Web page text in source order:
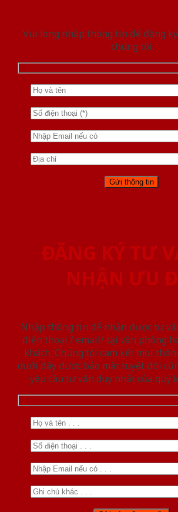
Vui lòng nhập thông tin để đăng
chúng tôi
ĐĂNG KÝ TƯ
NHẬN ƯU
Nhập thông tin để nhận được tư
điện thoại / email/ tại văn phòng
khách. Chúng tôi cam kết mọi
dưới đây được bảo mật tuyệt đối
yêu cầu tư vấn duy nhất của quý